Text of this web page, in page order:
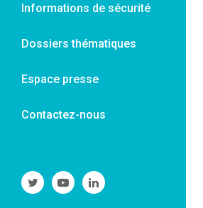
Informations de sécurité
Dossiers thématiques
Espace presse
Contactez-nous
Suivre
l'ANSM
Suivre
l'ANSM
Suivre
l'ANSM